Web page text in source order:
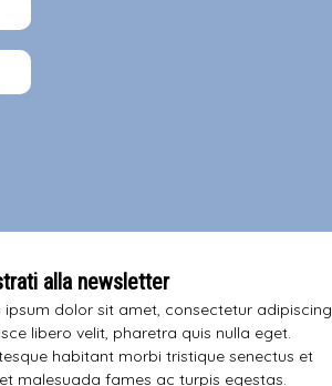
alla newsletter
ipsum dolor sit amet, consectetur adipiscing
libero velit, pharetra quis nulla eget.
habitant morbi tristique senectus et
malesuada fames ac turpis egestas.